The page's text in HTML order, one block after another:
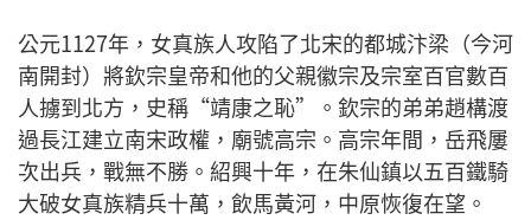
公元1127年，女真族人攻陷了北宋的都城汴梁（今河
南開封）將欽宗皇帝和他的父親徽宗及宗室百官數百
人擄到北方，史稱“靖康之恥”。欽宗的弟弟趙構渡
過長江建立南宋政權，廟號高宗。高宗年間，岳飛屢
次出兵，戰無不勝。紹興十年，在朱仙鎮以五百鐵騎
大破女真族精兵十萬，飲馬黃河，中原恢復在望。